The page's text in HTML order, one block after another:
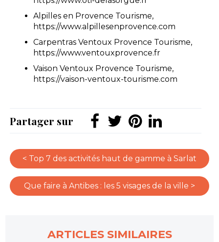
Alpilles en Provence Tourisme,
https://www.alpillesenprovence.com
Carpentras Ventoux Provence Tourisme,
https://www.ventouxprovence.fr
Vaison Ventoux Provence Tourisme,
https://vaison-ventoux-tourisme.com
Partager sur
< Top 7 des activités haut de gamme à Sarlat
Que faire à Antibes : les 5 visages de la ville >
ARTICLES SIMILAIRES